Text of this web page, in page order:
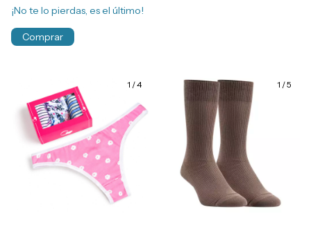
¡No te lo pierdas, es el último!
Comprar
1 /4 1 /5